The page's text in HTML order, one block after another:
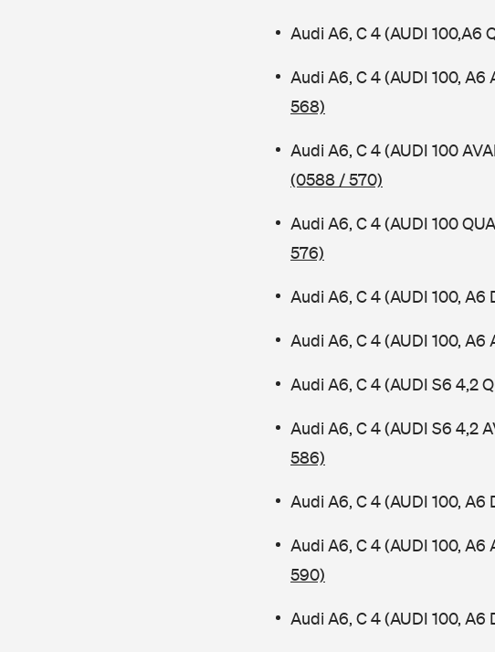
Audi A6, C 4 (AUDI 100,A6
Audi A6, C 4 (AUDI 100, A6
568)
Audi A6, C 4 (AUDI 100
(0588 / 570)
Audi A6, C 4 (AUDI 100
576)
Audi A6, C 4 (AUDI 100, A6
Audi A6, C 4 (AUDI 100, A6
Audi A6, C 4 (AUDI S6 4,2
Audi A6, C 4 (AUDI S6 4,2
586)
Audi A6, C 4 (AUDI 100, A6
Audi A6, C 4 (AUDI 100, A6
590)
Audi A6, C 4 (AUDI 100, A6